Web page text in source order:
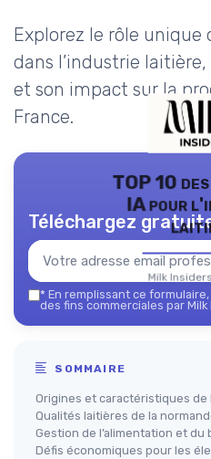
Explorez le rôle unique
dans l’industrie
et son impact sur la
France.
TOP 10
IA pour
Milk
Téléchargez
* En remplissant ce formulaire,
des fins commerciales par
SOMMAIRE
Origines et caractéristiques de
Qualités laitières de la
Gestion de l’alimentation et du
Défis économiques pour les